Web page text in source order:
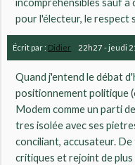
incompréhensibles sauf à
pour l'électeur, le respect
Écrit par : Didier 22h27-jeudi
Quand j'entend le débat
positionnement politique
Modem comme un parti
tres isolée avec ses
conciliant, accusateur.
critiques et rejoint de plus